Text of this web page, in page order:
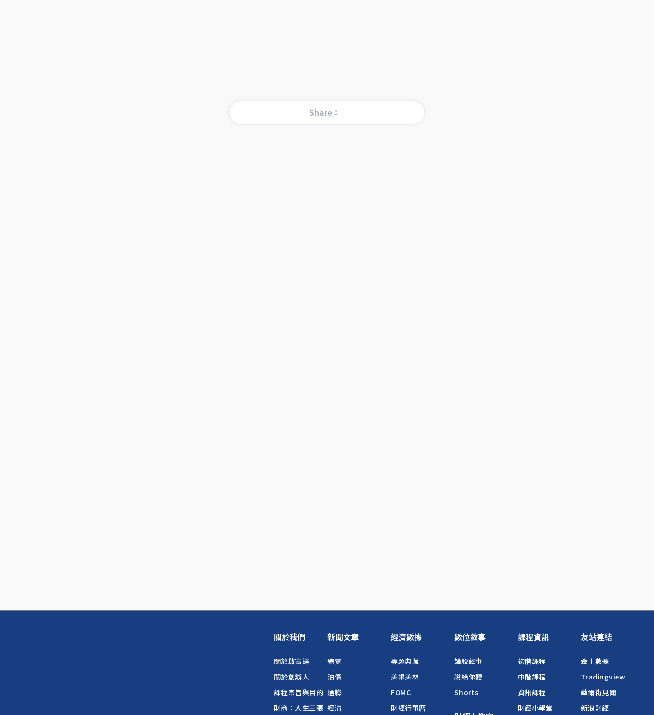
Share：
關於我們
關於啟富達
關於創辦人
課程宗旨與目的
財商：人生三張
新聞文章
總覽
油價
通膨
經濟
經濟數據
專題典藏
美銀美林
FOMC
財經行事曆
數位敘事
論股經事
說給你聽
Shorts
課程資訊
初階課程
中階課程
資訊課程
財經小學堂
友站連結
金十數據
Tradingview
華爾街見聞
新浪財經